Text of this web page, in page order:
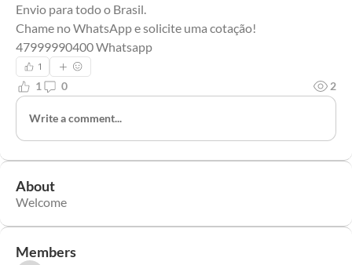
Envio para todo o Brasil.
Chame no WhatsApp e solicite uma cotação!
47999990400 Whatsapp
1
1 0 2
Write a comment...
About
Welcome
Members